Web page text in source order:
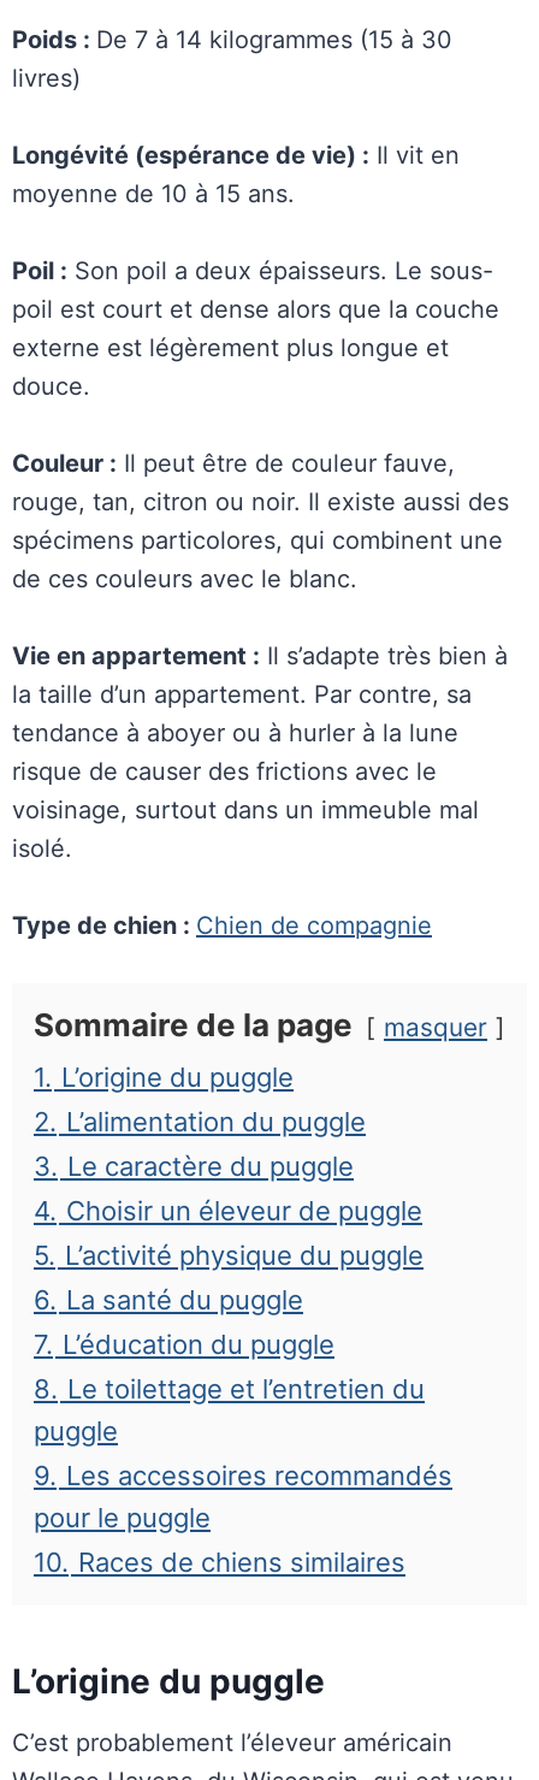
Poids : De 7 à 14 kilogrammes (15 à 30
livres)
Longévité (espérance de vie) : Il vit en
moyenne de 10 à 15 ans.
Poil : Son poil a deux épaisseurs. Le sous-
poil est court et dense alors que la couche
externe est légèrement plus longue et
douce.
Couleur : Il peut être de couleur fauve,
rouge, tan, citron ou noir. Il existe aussi des
spécimens particolores, qui combinent une
de ces couleurs avec le blanc.
Vie en appartement : Il s’adapte très bien à
la taille d’un appartement. Par contre, sa
tendance à aboyer ou à hurler à la lune
risque de causer des frictions avec le
voisinage, surtout dans un immeuble mal
isolé.
Type de chien : Chien de compagnie
Sommaire de la page masquer
1. L’origine du puggle
2. L’alimentation du puggle
3. Le caractère du puggle
4. Choisir un éleveur de puggle
5. L’activité physique du puggle
6. La santé du puggle
7. L’éducation du puggle
8. Le toilettage et l’entretien du
puggle
9. Les accessoires recommandés
pour le puggle
10. Races de chiens similaires
L’origine du puggle
C’est probablement l’éleveur américain